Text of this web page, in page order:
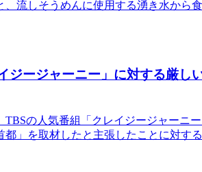
流しそうめんに使用する湧き水から
ジージャーニー」に対する厳し
TBSの人気番組「クレイジージャーニ
」を取材したと主張したことに対す